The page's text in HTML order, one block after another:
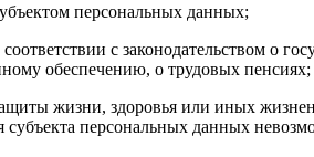
персональных данных;
с законодательством о
обеспечению, о трудовых пенсиях;
жизни, здоровья или иных
персональных данных